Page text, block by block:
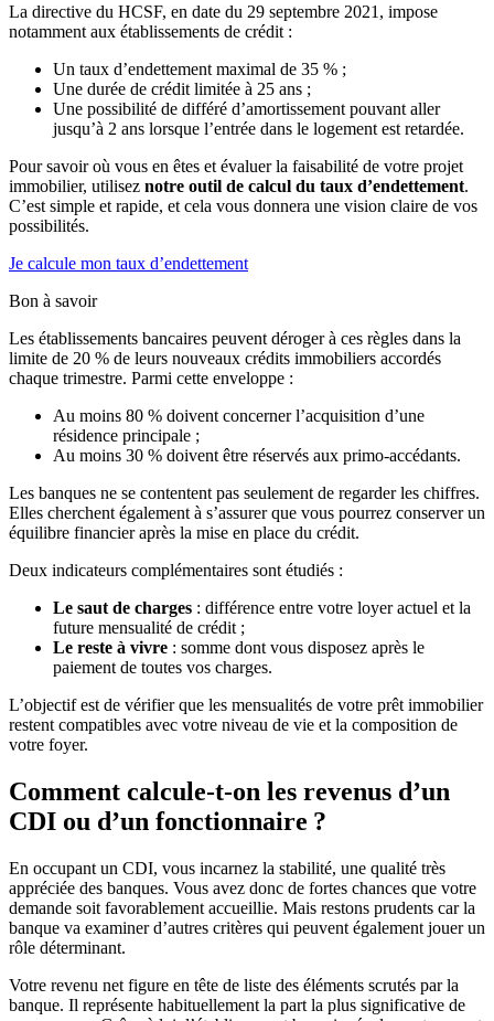
La directive du HCSF, en date du 29 septembre 2021, impose
notamment aux établissements de crédit :
Un taux d’endettement maximal de 35 % ;
Une durée de crédit limitée à 25 ans ;
Une possibilité de différé d’amortissement pouvant aller
jusqu’à 2 ans lorsque l’entrée dans le logement est retardée.
Pour savoir où vous en êtes et évaluer la faisabilité de votre projet
immobilier, utilisez notre outil de calcul du taux d’endettement.
C’est simple et rapide, et cela vous donnera une vision claire de vos
possibilités.
Je calcule mon taux d’endettement
Bon à savoir
Les établissements bancaires peuvent déroger à ces règles dans la
limite de 20 % de leurs nouveaux crédits immobiliers accordés
chaque trimestre. Parmi cette enveloppe :
Au moins 80 % doivent concerner l’acquisition d’une
résidence principale ;
Au moins 30 % doivent être réservés aux primo-accédants.
Les banques ne se contentent pas seulement de regarder les chiffres.
Elles cherchent également à s’assurer que vous pourrez conserver un
équilibre financier après la mise en place du crédit.
Deux indicateurs complémentaires sont étudiés :
Le saut de charges : différence entre votre loyer actuel et la
future mensualité de crédit ;
Le reste à vivre : somme dont vous disposez après le
paiement de toutes vos charges.
L’objectif est de vérifier que les mensualités de votre prêt immobilier
restent compatibles avec votre niveau de vie et la composition de
votre foyer.
Comment calcule-t-on les revenus d’un
CDI ou d’un fonctionnaire ?
En occupant un CDI, vous incarnez la stabilité, une qualité très
appréciée des banques. Vous avez donc de fortes chances que votre
demande soit favorablement accueillie. Mais restons prudents car la
banque va examiner d’autres critères qui peuvent également jouer un
rôle déterminant.
Votre revenu net figure en tête de liste des éléments scrutés par la
banque. Il représente habituellement la part la plus significative de